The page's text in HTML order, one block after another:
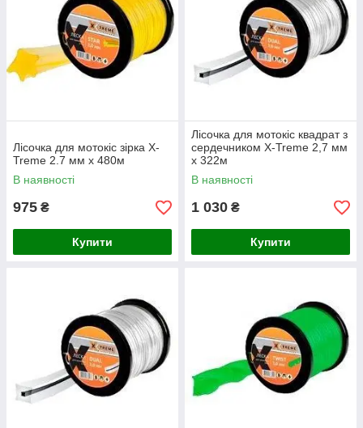
Лісочка для мотокіс зірка X-
Treme 2.7 мм x 480м
В наявності
975 ₴
Купити
Лісочка для мотокіс квадрат з
сердечником X-Treme 2,7 мм
x 322м
В наявності
1 030 ₴
Купити